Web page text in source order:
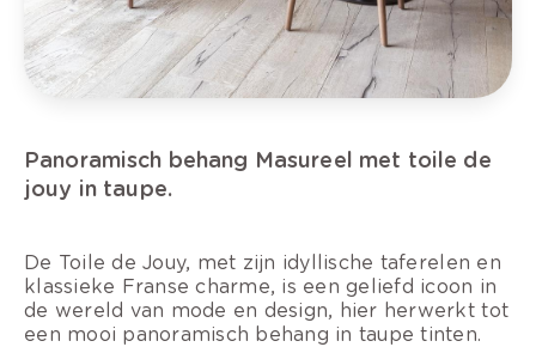
Panoramisch behang Masureel met toile de
jouy in taupe.
De Toile de Jouy, met zijn idyllische taferelen en
klassieke Franse charme, is een geliefd icoon in
de wereld van mode en design, hier herwerkt tot
een mooi panoramisch behang in taupe tinten.